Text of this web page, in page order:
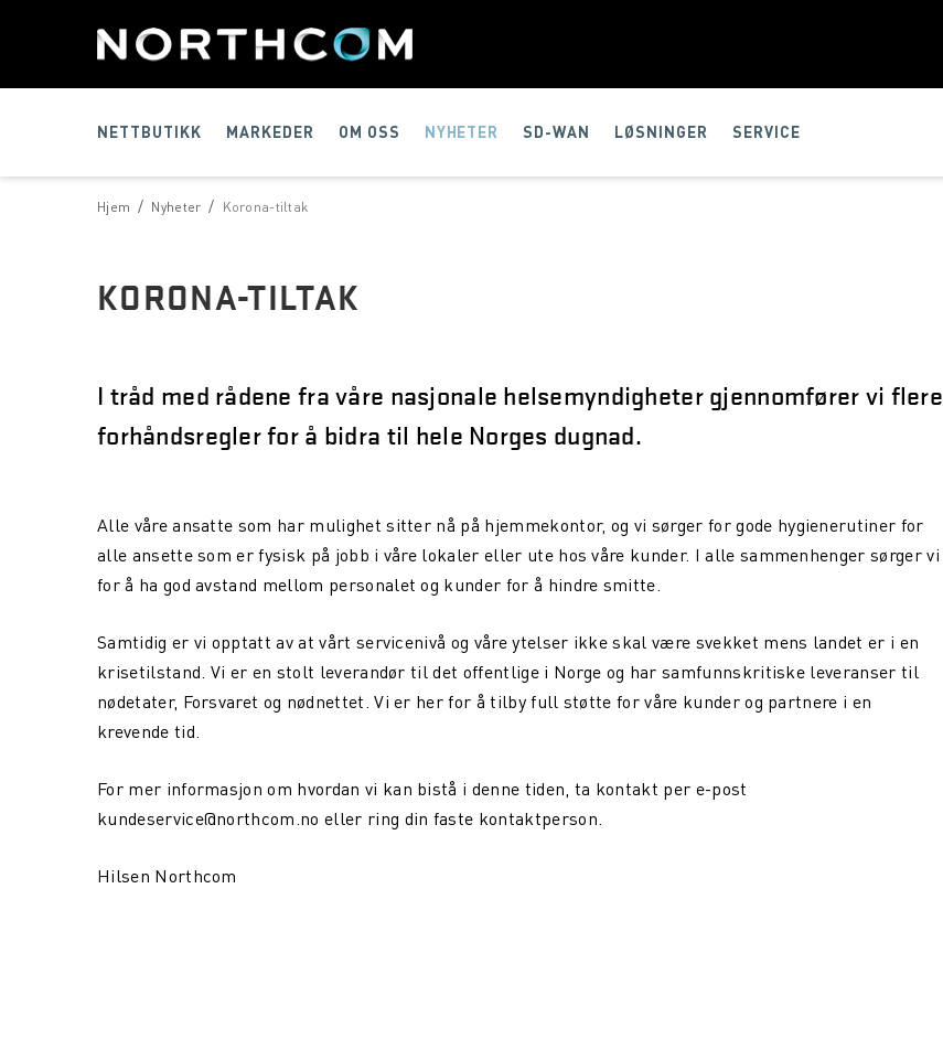
NETTBUTIKK MARKEDER OM OSS NYHETER SD-WAN LØSNINGER SERVICE
/
Hjem /
Nyheter Korona-tiltak
KORONA-TILTAK
I tråd med rådene fra våre nasjonale helsemyndigheter gjennomfører vi flere
forhåndsregler for å bidra til hele Norges dugnad.
Alle våre ansatte som har mulighet sitter nå på hjemmekontor, og vi sørger for gode hygienerutiner for
alle ansette som er fysisk på jobb i våre lokaler eller ute hos våre kunder. I alle sammenhenger sørger vi
for å ha god avstand mellom personalet og kunder for å hindre smitte.
Samtidig er vi opptatt av at vårt servicenivå og våre ytelser ikke skal være svekket mens landet er i en
krisetilstand. Vi er en stolt leverandør til det offentlige i Norge og har samfunnskritiske leveranser til
nødetater, Forsvaret og nødnettet. Vi er her for å tilby full støtte for våre kunder og partnere i en
krevende tid.
For mer informasjon om hvordan vi kan bistå i denne tiden, ta kontakt per e-post
kundeservice@northcom.no eller ring din faste kontaktperson.
Hilsen Northcom